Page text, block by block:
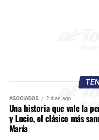
ASOCIADOS 2 días ago
Una historia que vale la
y Lucio, el clásico más
María